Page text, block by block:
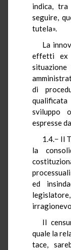
indica,
seguire,
tutela».
La
effetti ex
situazione
di
sviluppo
espresse
1.4.− Il
la
ed
Il
quale la
tace,